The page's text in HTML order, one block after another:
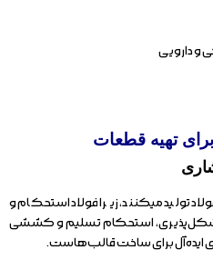
و دارویی
تهیه قطعات
تولید میکنند، زیرا فولاد استحکام و
شکل‌پذیری، استحکام تسلیم و کششی
ایده‌آل برای ساخت قالب‌هاست.